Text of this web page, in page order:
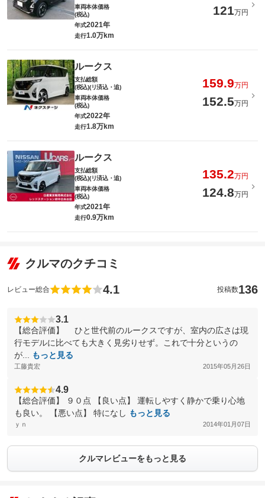
車両本体価格
(税込)
121万円
年式2021年
走行1.0万km
ルークス
支払総額
(税込)(リ済込・追)
159.9万円
車両本体価格
(税込)
152.5万円
年式2022年
走行1.8万km
ルークス
支払総額
(税込)(リ済込・追)
135.2万円
車両本体価格
(税込)
124.8万円
年式2021年
走行0.9万km
クルマのクチコミ
レビュー総合 4.1 投稿数136
3.1
【総合評価】 ひと世代前のルークスですが、室内の広さは現
行モデルに比べても大きく見劣りせず。これで十分というの
が...
もっと見る
工藤貴宏 2015年05月26日
4.9
【総合評価】 ９０点 【良い点】 運転しやすく静かで乗り心地
も良い。 【悪い点】 特になし もっと見る
ｙｎ 2014年01月07日
クルマレビューをもっと見る